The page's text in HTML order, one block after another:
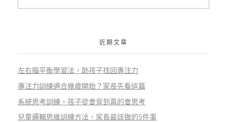
近期文章
左右腦平衡學習法，助孩子找回專注力
專注力訓練適合幾歲開始？家長先看這篇
系統思考訓練，孩子從會背到真的會思考
兒童邏輯思維訓練方法，家長最該做的5件事